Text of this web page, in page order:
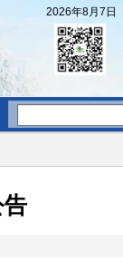
2026年8月7日